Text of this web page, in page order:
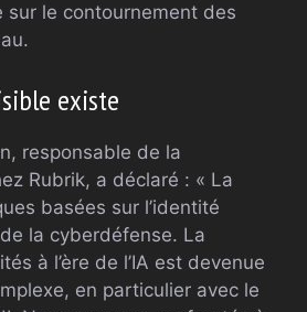
sur le contournement des
existe
responsable de la
Rubrik, a déclaré : « La
basées sur l’identité
la cyberdéfense. La
à l’ère de l’IA est devenue
en particulier avec le